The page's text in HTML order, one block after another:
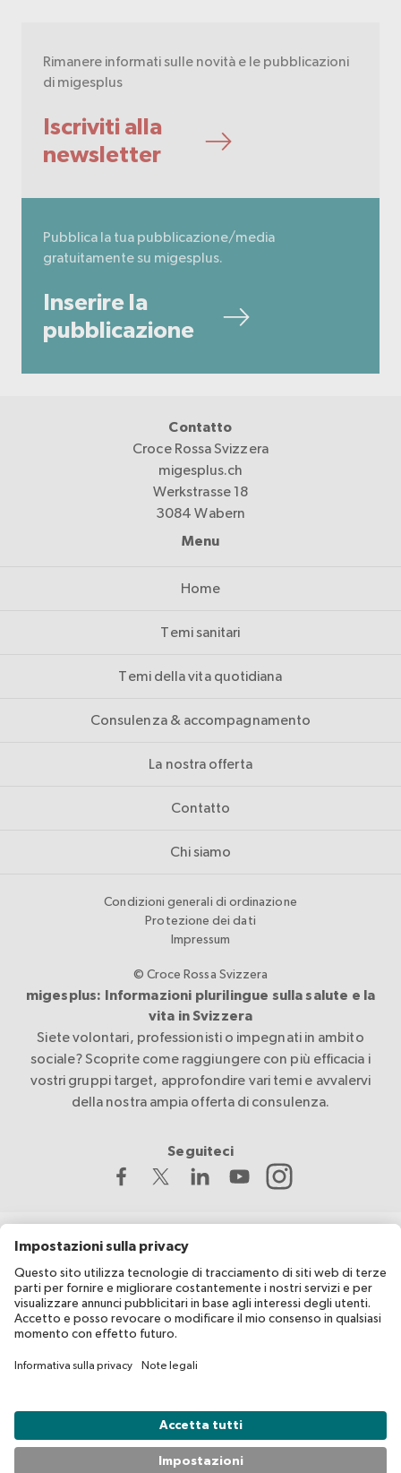
Rimanere informati sulle novità e le pubblicazioni
di migesplus
Iscriviti alla
newsletter
Pubblica la tua pubblicazione/media
gratuitamente su migesplus.
Inserire la
pubblicazione
Contatto
Croce Rossa Svizzera
migesplus.ch
Werkstrasse 18
3084 Wabern
Menu
Home
Temi sanitari
Temi della vita quotidiana
Consulenza & accompagnamento
La nostra offerta
Contatto
Chi siamo
Condizioni generali di ordinazione
Protezione dei dati
Impressum
© Croce Rossa Svizzera
migesplus: Informazioni plurilingue sulla salute e la
vita in Svizzera
Siete volontari, professionisti o impegnati in ambito
sociale? Scoprite come raggiungere con più efficacia i
vostri gruppi target, approfondire vari temi e avvalervi
della nostra ampia offerta di consulenza.
Seguiteci
La Croce Rossa Svizzera sviluppa e coordina migesplus ed è
sostenuta finanziariamente dall’Ufficio federale della sanità